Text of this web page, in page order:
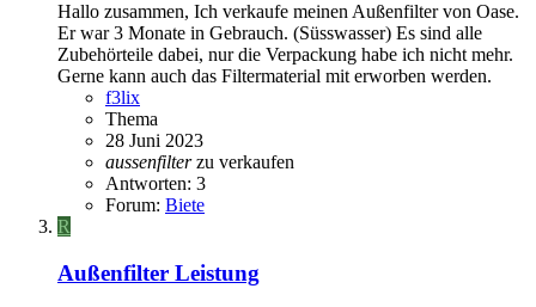
Hallo zusammen, Ich verkaufe meinen Außenfilter von Oase.
Er war 3 Monate in Gebrauch. (Süsswasser) Es sind alle
Zubehörteile dabei, nur die Verpackung habe ich nicht mehr.
Gerne kann auch das Filtermaterial mit erworben werden.
f3lix
Thema
28 Juni 2023
aussenfilter zu verkaufen
Antworten: 3
Forum: Biete
R
Außenfilter Leistung